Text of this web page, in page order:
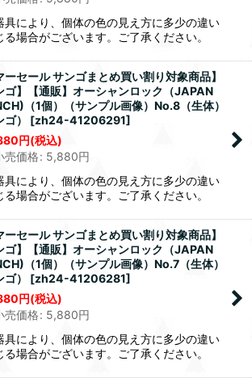
具により、個体の色の見え方に多少の違い
る場合がございます。ご了承ください。
ーセール サンゴまとめ買い割り対象商品】
ゴ】【通販】オーシャンロック（JAPAN
（1個）（サンプル画像）No.8（生体）
ゴ）
[zh24-41206291]
円(税込)
売価格: 5,880円
具により、個体の色の見え方に多少の違い
る場合がございます。ご了承ください。
ーセール サンゴまとめ買い割り対象商品】
ゴ】【通販】オーシャンロック（JAPAN
（1個）（サンプル画像）No.7（生体）
ゴ）
[zh24-41206281]
円(税込)
売価格: 5,880円
具により、個体の色の見え方に多少の違い
る場合がございます。ご了承ください。